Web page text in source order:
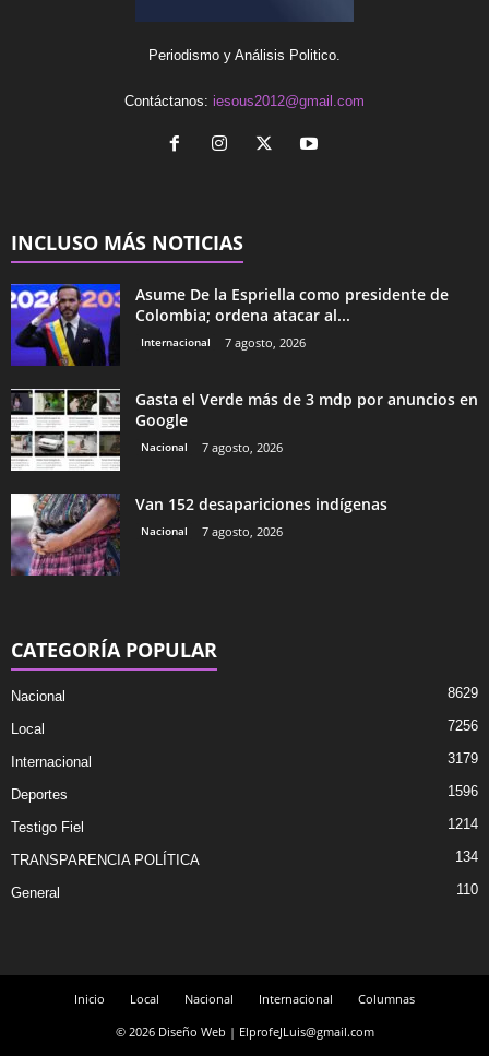
Periodismo y Análisis Politico.
Contáctanos: iesous2012@gmail.com
INCLUSO MÁS NOTICIAS
Asume De la Espriella como presidente de
Colombia; ordena atacar al...
Internacional 7 agosto, 2026
Gasta el Verde más de 3 mdp por anuncios en
Google
Nacional 7 agosto, 2026
Van 152 desapariciones indígenas
Nacional 7 agosto, 2026
CATEGORÍA POPULAR
Nacional 8629
Local 7256
Internacional 3179
Deportes 1596
Testigo Fiel 1214
TRANSPARENCIA POLÍTICA 134
General 110
Inicio Local Nacional Internacional
Columnas
© 2026 Diseño Web | ElprofeJLuis@gmail.com